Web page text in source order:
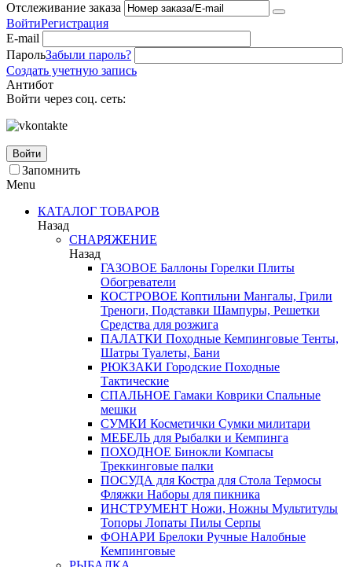
Отслеживание заказа
ВойтиРегистрация
E-mail
ПарольЗабыли пароль?
Создать учетную запись
Антибот
Войти через соц. сеть:
Войти
Запомнить
Menu
КАТАЛОГ ТОВАРОВ
Назад
СНАРЯЖЕНИЕ
Назад
ГАЗОВОЕ Баллоны Горелки Плиты
Обогреватели
КОСТРОВОЕ Коптильни Мангалы, Грили
Треноги, Подставки Шампуры, Решетки
Средства для розжига
ПАЛАТКИ Походные Кемпинговые Тенты,
Шатры Туалеты, Бани
РЮКЗАКИ Городские Походные
Тактические
СПАЛЬНОЕ Гамаки Коврики Спальные
мешки
СУМКИ Косметички Сумки милитари
МЕБЕЛЬ для Рыбалки и Кемпинга
ПОХОДНОЕ Бинокли Компасы
Треккинговые палки
ПОСУДА для Костра для Стола Термосы
Фляжки Наборы для пикника
ИНСТРУМЕНТ Ножи, Ножны Мультитулы
Топоры Лопаты Пилы Серпы
ФОНАРИ Брелоки Ручные Налобные
Кемпинговые